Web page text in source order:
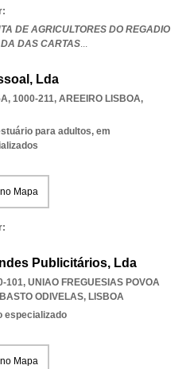
DE AGRICULTORES DO REGADIO
DAS CARTAS...
Lda
1000-211, AREEIRO LISBOA,
para adultos, em
Mapa
Publicitários, Lda
101, UNIAO FREGUESIAS POVOA
ODIVELAS, LISBOA
especializado
Mapa